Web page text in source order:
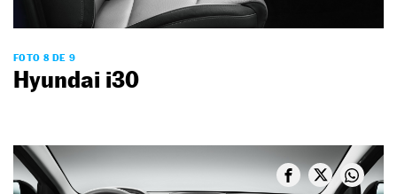
FOTO 8 DE 9
Hyundai i30